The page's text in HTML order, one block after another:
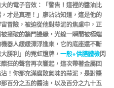
的電子音效：「警告！這裡的醬油比
才是真理！」廖沾沾知道，這是他的
冒險，被迫從他對蒜泥的焦慮中，正
撞破的牆門邊緣，光線一瞬間被極端
器人緩緩漂浮進來，它的底座還不斷
勝利」的霓虹燈牌， 一般+供膳體檢閃
狂的聲音再次響起，這次帶著金屬回
！你那充滿腐敗氣味的蒜泥，是對醬
百分之五的醬油，以及百分之九十五